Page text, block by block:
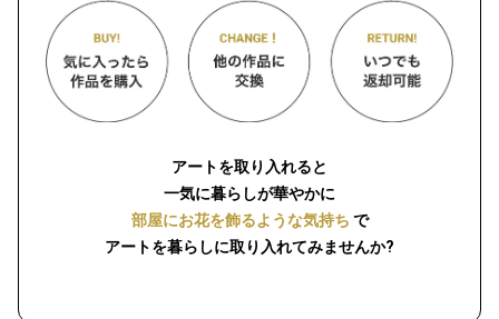
アートを取り入れると
一気に暮らしが華やかに
部屋にお花を飾るような気持ち で
アートを暮らしに取り入れてみませんか?